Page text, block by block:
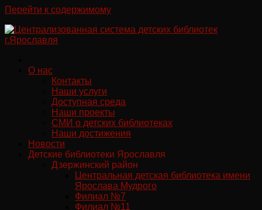
Перейти к содержимому
О нас
Контакты
Наши услуги
Доступная среда
Наши проекты
СМИ о детских библиотеках
Наши достижения
Новости
Детские библиотеки Ярославля
Дзержинский район
Центральная детская библиотека имени
Ярослава Мудрого
Филиал №7
Филиал №11